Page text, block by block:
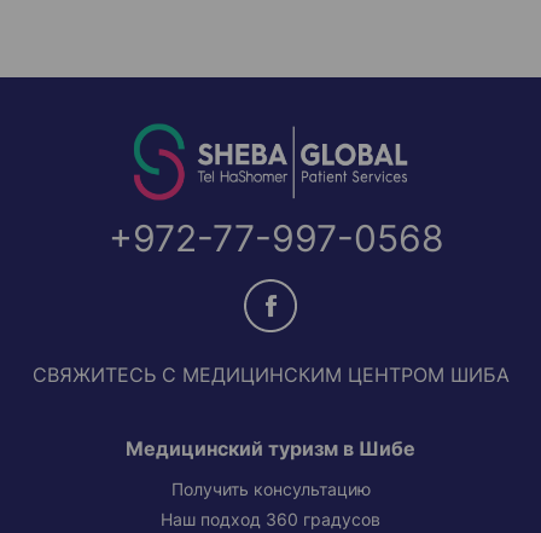
+972-77-997-0568
СВЯЖИТЕСЬ С МЕДИЦИНСКИМ ЦЕНТРОМ ШИБА
Медицинский туризм в Шибе
Получить консультацию
Наш подход 360 градусов